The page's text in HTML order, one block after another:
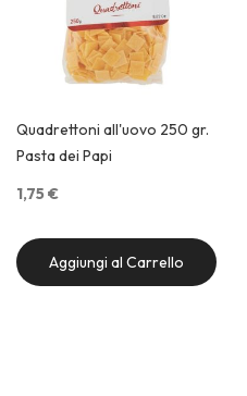
Quadrettoni all'uovo 250 gr.
Pasta dei Papi
1,75 €
Aggiungi al Carrello